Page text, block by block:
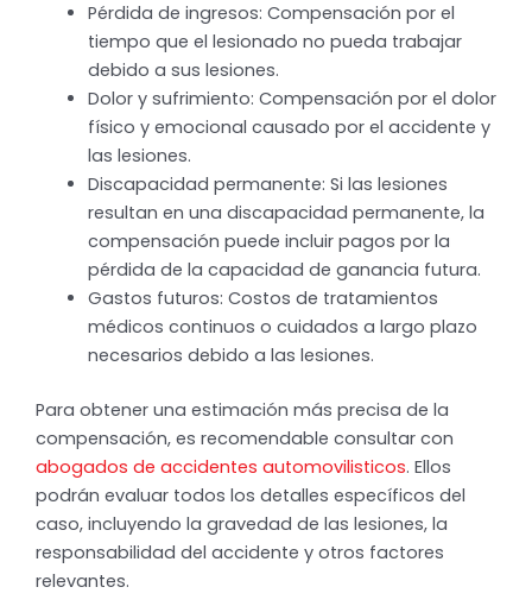
Pérdida de ingresos: Compensación por el
tiempo que el lesionado no pueda trabajar
debido a sus lesiones.
Dolor y sufrimiento: Compensación por el dolor
físico y emocional causado por el accidente y
las lesiones.
Discapacidad permanente: Si las lesiones
resultan en una discapacidad permanente, la
compensación puede incluir pagos por la
pérdida de la capacidad de ganancia futura.
Gastos futuros: Costos de tratamientos
médicos continuos o cuidados a largo plazo
necesarios debido a las lesiones.
Para obtener una estimación más precisa de la
compensación, es recomendable consultar con
abogados de accidentes automovilisticos. Ellos
podrán evaluar todos los detalles específicos del
caso, incluyendo la gravedad de las lesiones, la
responsabilidad del accidente y otros factores
relevantes.